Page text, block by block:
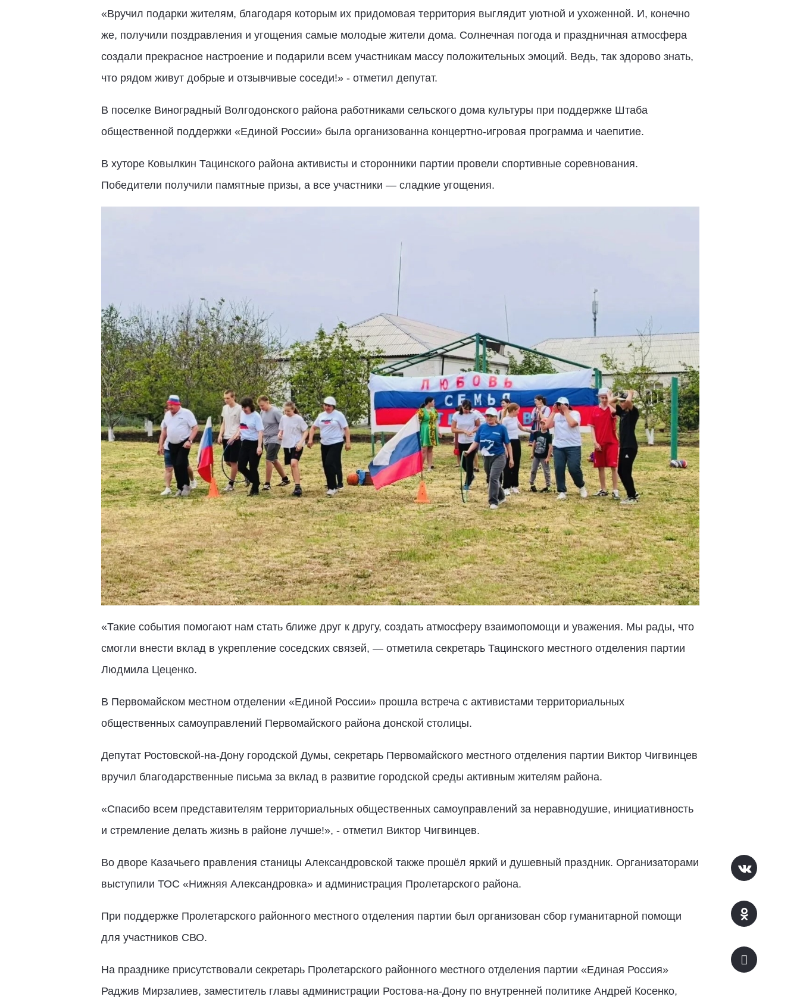
«Вручил подарки жителям, благодаря которым их придомовая территория выглядит уютной и ухоженной. И, конечно
же, получили поздравления и угощения самые молодые жители дома. Солнечная погода и праздничная атмосфера
создали прекрасное настроение и подарили всем участникам массу положительных эмоций. Ведь, так здорово знать,
что рядом живут добрые и отзывчивые соседи!» - отметил депутат.
В поселке Виноградный Волгодонского района работниками сельского дома культуры при поддержке Штаба
общественной поддержки «Единой России» была организованна концертно-игровая программа и чаепитие.
В хуторе Ковылкин Тацинского района активисты и сторонники партии провели спортивные соревнования.
Победители получили памятные призы, а все участники — сладкие угощения.
«Такие события помогают нам стать ближе друг к другу, создать атмосферу взаимопомощи и уважения. Мы рады, что
смогли внести вклад в укрепление соседских связей, — отметила секретарь Тацинского местного отделения партии
Людмила Цеценко.
В Первомайском местном отделении «Единой России» прошла встреча с активистами территориальных
общественных самоуправлений Первомайского района донской столицы.
Депутат Ростовской-на-Дону городской Думы, секретарь Первомайского местного отделения партии Виктор Чигвинцев
вручил благодарственные письма за вклад в развитие городской среды активным жителям района.
«Спасибо всем представителям территориальных общественных самоуправлений за неравнодушие, инициативность
и стремление делать жизнь в районе лучше!», - отметил Виктор Чигвинцев.
Во дворе Казачьего правления станицы Александровской также прошёл яркий и душевный праздник. Организаторами
выступили ТОС «Нижняя Александровка» и администрация Пролетарского района.
При поддержке Пролетарского районного местного отделения партии был организован сбор гуманитарной помощи
для участников СВО.
На празднике присутствовали секретарь Пролетарского районного местного отделения партии «Единая Россия»
Раджив Мирзалиев, заместитель главы администрации Ростова-на-Дону по внутренней политике Андрей Косенко,